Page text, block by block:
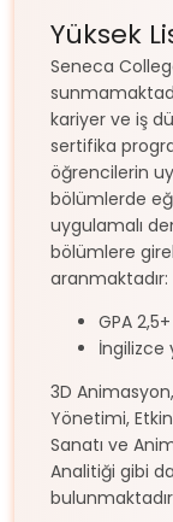
Yüksek
Seneca
kariyer ve iş
sertifika
öğrencilerin
bölümlerde
uygulamalı
bölümlere
aranmaktadır:
GPA 2,5+
İngilizce
3D
Yönetimi,
Sanatı ve
Analitiği gibi